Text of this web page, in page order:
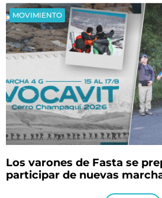
MOVIMIENTO
Los varones de Fasta se
participar de nuevas